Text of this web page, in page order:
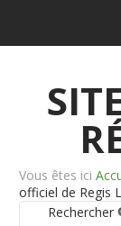
Vous êtes ici
officiel de Regis
Rechercher